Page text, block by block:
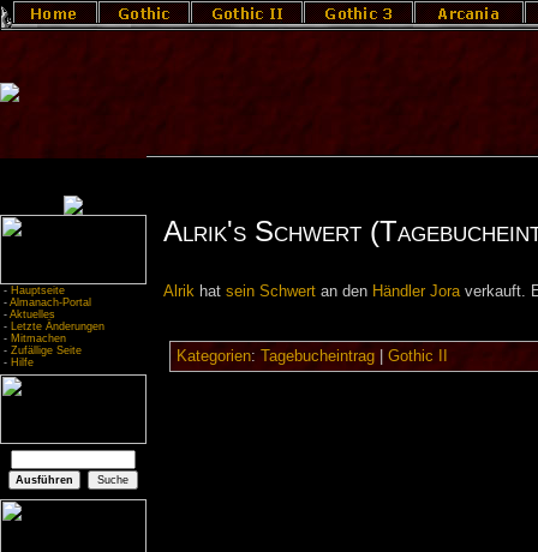
- Hauptseite
- Almanach-Portal
- Aktuelles
- Letzte Änderungen
- Mitmachen
- Zufällige Seite
- Hilfe
Alrik's Schwert
Alrikhat sein Schwertan den Händler Joraverkauft.
Kategorien: Tagebucheintrag| Gothic II